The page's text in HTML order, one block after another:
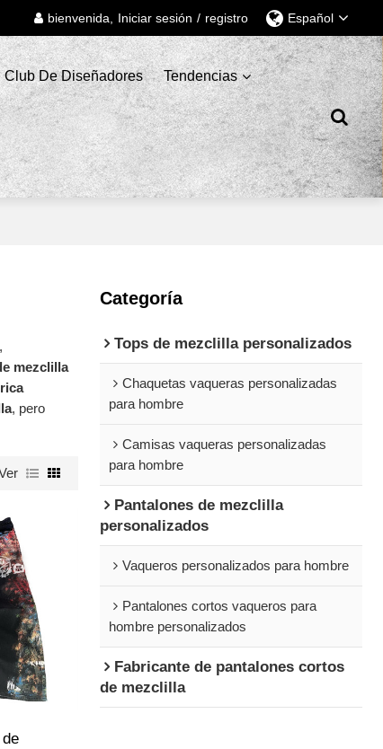
bienvenida, Iniciar sesión / registro Español
Club De Diseñadores Tendencias
,
mezclilla
, pero
Categoría
Tops de mezclilla personalizados
Chaquetas vaqueras personalizadas
para hombre
Camisas vaqueras personalizadas
para hombre
Pantalones de mezclilla
personalizados
Vaqueros personalizados para hombre
Pantalones cortos vaqueros para
hombre personalizados
Fabricante de pantalones cortos
de mezclilla